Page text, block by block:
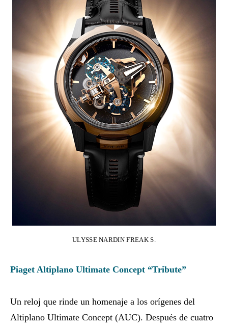
ULYSSE NARDIN FREAK S.
Piaget Altiplano Ultimate Concept “Tribute”
Un reloj que rinde un homenaje a los orígenes del
Altiplano Ultimate Concept (AUC). Después de cuatro